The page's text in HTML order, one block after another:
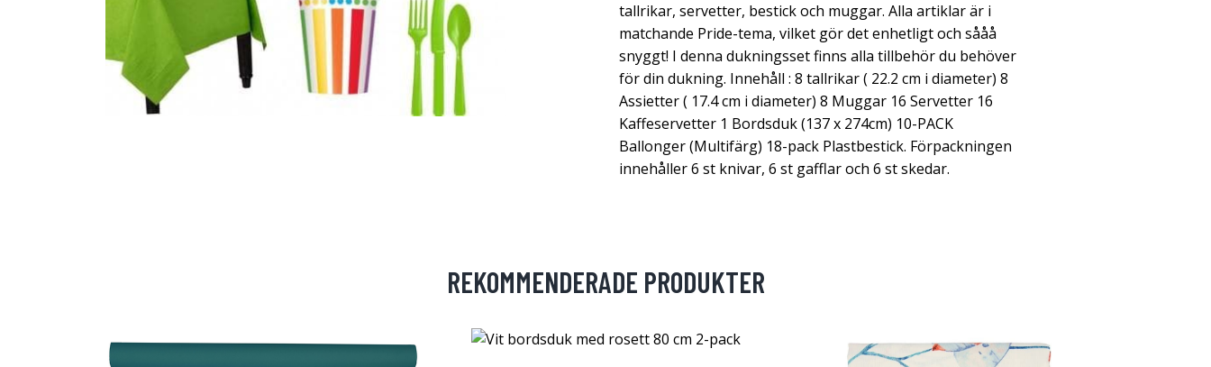
tallrikar, servetter, bestick och muggar. Alla artiklar är i
matchande Pride-tema, vilket gör det enhetligt och sååå
snyggt! I denna dukningsset finns alla tillbehör du behöver
för din dukning. Innehåll : 8 tallrikar ( 22.2 cm i diameter) 8
Assietter ( 17.4 cm i diameter) 8 Muggar 16 Servetter 16
Kaffeservetter 1 Bordsduk (137 x 274cm) 10-PACK
Ballonger (Multifärg) 18-pack Plastbestick. Förpackningen
innehåller 6 st knivar, 6 st gafflar och 6 st skedar.
REKOMMENDERADE PRODUKTER